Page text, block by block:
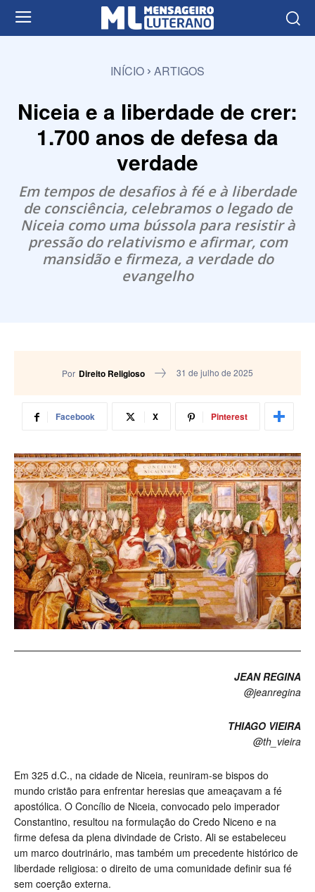
INÍCIO ARTIGOS
Niceia e a liberdade de crer:
1.700 anos de defesa da
verdade
Em tempos de desafios à fé e à liberdade
de consciência, celebramos o legado de
Niceia como uma bússola para resistir à
pressão do relativismo e afirmar, com
mansidão e firmeza, a verdade do
evangelho
Por Direito Religioso 31 de julho de 2025
Facebook X Pinterest
JEAN REGINA
@jeanregina
THIAGO VIEIRA
@th_vieira
Em 325 d.C., na cidade de Niceia, reuniram-se bispos do
mundo cristão para enfrentar heresias que ameaçavam a fé
apostólica. O Concílio de Niceia, convocado pelo imperador
Constantino, resultou na formulação do Credo Niceno e na
firme defesa da plena divindade de Cristo. Ali se estabeleceu
um marco doutrinário, mas também um precedente histórico de
liberdade religiosa: o direito de uma comunidade definir sua fé
sem coerção externa.